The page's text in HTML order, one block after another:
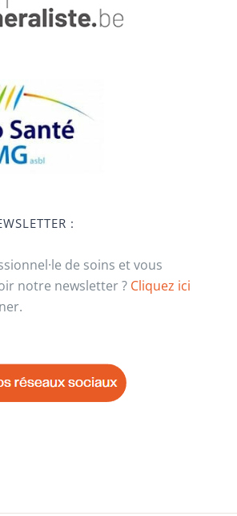
:
de soins et vous
notre newsletter ? Cliquez ici